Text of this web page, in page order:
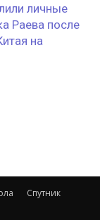
личные
Раева после
на
Спутник